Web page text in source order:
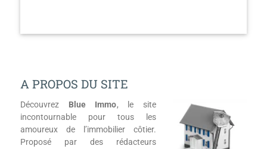
A PROPOS DU SITE
Découvrez Blue Immo, le site
incontournable pour tous les
amoureux de l’immobilier côtier.
Proposé par des rédacteurs